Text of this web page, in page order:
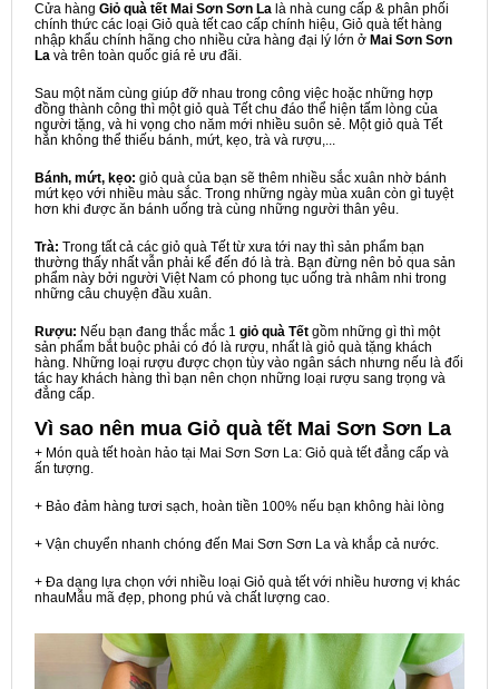
Cửa hàng Giỏ quà tết Mai Sơn Sơn La là nhà cung cấp & phân phối
chính thức các loại Giỏ quà tết cao cấp chính hiệu, Giỏ quà tết hàng
nhập khẩu chính hãng cho nhiều cửa hàng đại lý lớn ở Mai Sơn Sơn
La và trên toàn quốc giá rẻ ưu đãi.
Sau một năm cùng giúp đỡ nhau trong công việc hoặc những hợp
đồng thành công thì một giỏ quà Tết chu đáo thể hiện tấm lòng của
người tặng, và hi vọng cho năm mới nhiều suôn sẻ. Một giỏ quà Tết
hẳn không thể thiếu bánh, mứt, kẹo, trà và rượu,...
Bánh, mứt, kẹo: giỏ quà của bạn sẽ thêm nhiều sắc xuân nhờ bánh
mứt kẹo với nhiều màu sắc. Trong những ngày mùa xuân còn gì tuyệt
hơn khi được ăn bánh uống trà cùng những người thân yêu.
Trà: Trong tất cả các giỏ quà Tết từ xưa tới nay thì sản phẩm bạn
thường thấy nhất vẫn phải kể đến đó là trà. Bạn đừng nên bỏ qua sản
phẩm này bởi người Việt Nam có phong tục uống trà nhâm nhi trong
những câu chuyện đầu xuân.
Rượu: Nếu bạn đang thắc mắc 1 giỏ quà Tết gồm những gì thì một
sản phẩm bắt buộc phải có đó là rượu, nhất là giỏ quà tặng khách
hàng. Những loại rượu được chọn tùy vào ngân sách nhưng nếu là đối
tác hay khách hàng thì bạn nên chọn những loại rượu sang trọng và
đẳng cấp.
Vì sao nên mua Giỏ quà tết Mai Sơn Sơn La
+ Món quà tết hoàn hảo tại Mai Sơn Sơn La: Giỏ quà tết đẳng cấp và
ấn tượng.
+ Bảo đảm hàng tươi sạch, hoàn tiền 100% nếu bạn không hài lòng
+ Vận chuyển nhanh chóng đến Mai Sơn Sơn La và khắp cả nước.
+ Đa dạng lựa chọn với nhiều loại Giỏ quà tết với nhiều hương vị khác
nhauMẫu mã đẹp, phong phú và chất lượng cao.